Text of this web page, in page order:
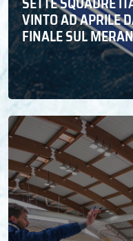
VINTO AD APRILE
FINALE SUL